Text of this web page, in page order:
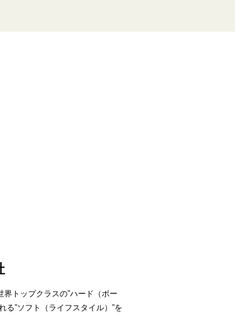
トップクラスの”ハード（ボー
る”ソフト（ライフスタイル）”を